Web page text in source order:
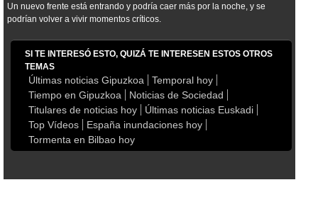
Un nuevo frente está entrando y podría caer más por la noche, y se
podrían volver a vivir momentos críticos.
SI TE INTERESÓ ESTO, QUIZÁ TE INTERESEN ESTOS OTROS
TEMAS
Últimas noticias Gipuzkoa
Temporal hoy
Tiempo en Gipuzkoa
Noticias de Sociedad
Titulares de noticias hoy
Últimas noticias Euskadi
Top Vídeos
España inundaciones hoy
Tormenta en Bilbao hoy